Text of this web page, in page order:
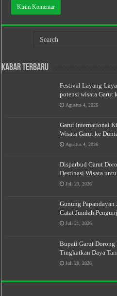
Kabar Terbaru
Festival Layang-
potensi wisata Garut
Agustus 4, 2026
Garut International
Wisata Garut ke
Agustus 4, 2026
Disparbud Garut
Destinasi Wisata
Juli 23, 2026
Gunung
Catat Jumlah
Juli 21, 2026
Bupati Garut Dorong
Tingkatkan Daya
Juli 20, 2026